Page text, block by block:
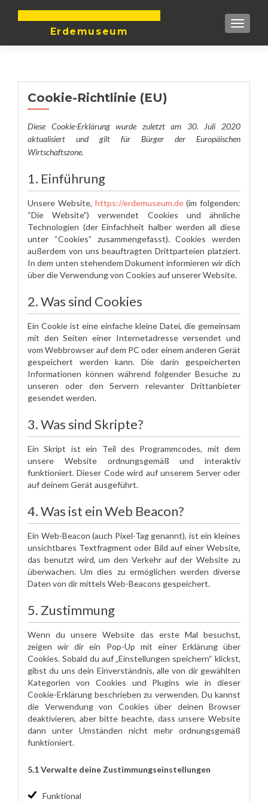
Erdemuseum
Cookie-Richtlinie (EU)
Diese Cookie-Erklärung wurde zuletzt am 30. Juli 2020
aktualisiert und gilt für Bürger der Europäischen
Wirtschaftszone.
1. Einführung
Unsere Website, https://erdemuseum.de(im folgenden:
“Die Website”) verwendet Cookies und ähnliche
Technologien (der Einfachheit halber werden all diese
unter “Cookies” zusammengefasst). Cookies werden
außerdem von uns beauftragten Drittparteien platziert.
In dem unten stehendem Dokument informieren wir dich
über die Verwendung von Cookies auf unserer Website.
2. Was sind Cookies
Ein Cookie ist eine einfache kleine Datei, die gemeinsam
mit den Seiten einer Internetadresse versendet und
vom Webbrowser auf dem PC oder einem anderen Gerät
gespeichert werden kann. Die darin gespeicherten
Informationen können während folgender Besuche zu
unseren oder den Servern relevanter Drittanbieter
gesendet werden.
3. Was sind Skripte?
Ein Skript ist ein Teil des Programmcodes, mit dem
unsere Website ordnungsgemäß und interaktiv
funktioniert. Dieser Code wird auf unserem Server oder
auf deinem Gerät ausgeführt.
4. Was ist ein Web Beacon?
Ein Web-Beacon (auch Pixel-Tag genannt), ist ein kleines
unsichtbares Textfragment oder Bild auf einer Website,
das benutzt wird, um den Verkehr auf der Website zu
überwachen. Um dies zu ermöglichen werden diverse
Daten von dir mittels Web-Beacons gespeichert.
5. Zustimmung
Wenn du unsere Website das erste Mal besuchst,
zeigen wir dir ein Pop-Up mit einer Erklärung über
Cookies. Sobald du auf „Einstellungen speichern“ klickst,
gibst du uns dein Einverständnis, alle von dir gewählten
Kategorien von Cookies und Plugins wie in dieser
Cookie-Erklärung beschrieben zu verwenden. Du kannst
die Verwendung von Cookies über deinen Browser
deaktivieren, aber bitte beachte, dass unsere Website
dann unter Umständen nicht mehr ordnungsgemäß
funktioniert.
5.1 Verwalte deine Zustimmungseinstellungen
Funktional